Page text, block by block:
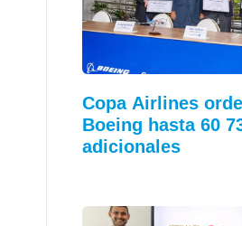
Copa Airlines
Boeing hasta 60
adicionales